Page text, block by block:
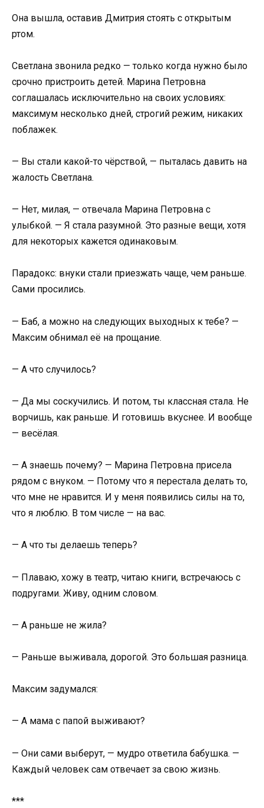
Она вышла, оставив Дмитрия стоять с открытым
ртом.
Светлана звонила редко — только когда нужно было
срочно пристроить детей. Марина Петровна
соглашалась исключительно на своих условиях:
максимум несколько дней, строгий режим, никаких
поблажек.
— Вы стали какой-то чёрствой, — пыталась давить на
жалость Светлана.
— Нет, милая, — отвечала Марина Петровна с
улыбкой. — Я стала разумной. Это разные вещи, хотя
для некоторых кажется одинаковым.
Парадокс: внуки стали приезжать чаще, чем раньше.
Сами просились.
— Баб, а можно на следующих выходных к тебе? —
Максим обнимал её на прощание.
— А что случилось?
— Да мы соскучились. И потом, ты классная стала. Не
ворчишь, как раньше. И готовишь вкуснее. И вообще
— весёлая.
— А знаешь почему? — Марина Петровна присела
рядом с внуком. — Потому что я перестала делать то,
что мне не нравится. И у меня появились силы на то,
что я люблю. В том числе — на вас.
— А что ты делаешь теперь?
— Плаваю, хожу в театр, читаю книги, встречаюсь с
подругами. Живу, одним словом.
— А раньше не жила?
— Раньше выживала, дорогой. Это большая разница.
Максим задумался:
— А мама с папой выживают?
— Они сами выберут, — мудро ответила бабушка. —
Каждый человек сам отвечает за свою жизнь.
***